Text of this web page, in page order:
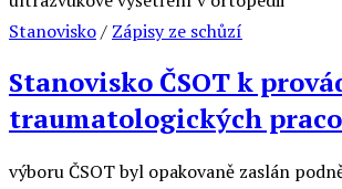
Stanovisko/ Zápisy ze schůzí
Stanovisko ČSOT k
traumatologických
výboru ČSOT byl opakovaně zaslán